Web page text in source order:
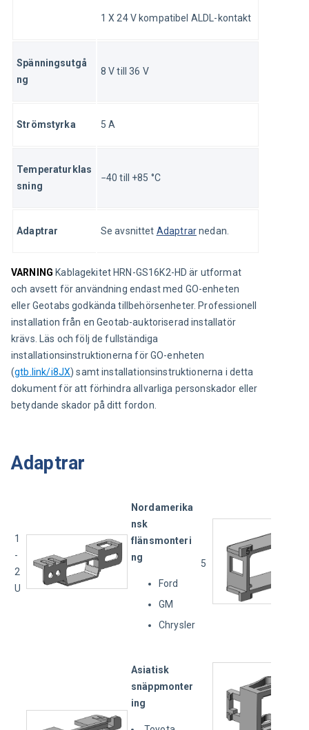
1 X 24 V kompatibel ALDL-kontakt
Spänningsutgå
ng
8 V till 36 V
Strömstyrka 5 A
Temperaturklas
sning
−40 till +85 °C
Adaptrar Se avsnittet Adaptrar nedan.
VARNING Kablagekitet HRN-GS16K2-HD är utformat
och avsett för användning endast med GO-enheten
eller Geotabs godkända tillbehörsenheter. Professionell
installation från en Geotab-auktoriserad installatör
krävs. Läs och följ de fullständiga
installationsinstruktionerna för GO-enheten
(gtb.link/i8JX) samt installationsinstruktionerna i detta
dokument för att förhindra allvarliga personskador eller
betydande skador på ditt fordon.
Adaptrar
1
-
2
U
Nordamerika
nsk
flänsmonteri
ng
Ford
GM
Chrysler
5
Asiatisk
snäppmonter
ing